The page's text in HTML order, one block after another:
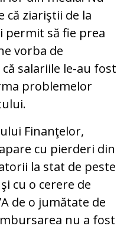
că ziariştii de la
permit să fie prea
vorba de
salariile le-au fost
problemelor
Finanţelor,
cu pierderi din
la stat de peste
cu o cerere de
de o jumătate de
nu a fost